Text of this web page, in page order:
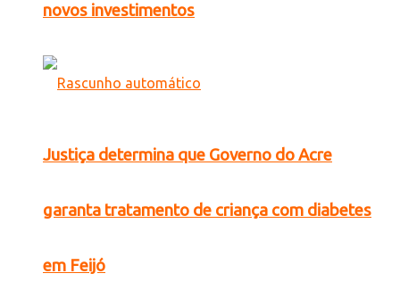
novos investimentos
Justiça determina que Governo do Acre
garanta tratamento de criança com diabetes
em Feijó